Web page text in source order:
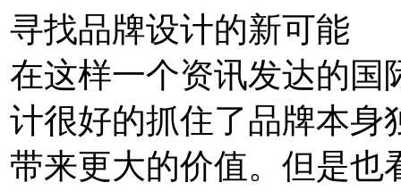
寻找品牌设计的新可能
在这样一个资讯发达的国
计很好的抓住了品牌本身
带来更大的价值。但是也